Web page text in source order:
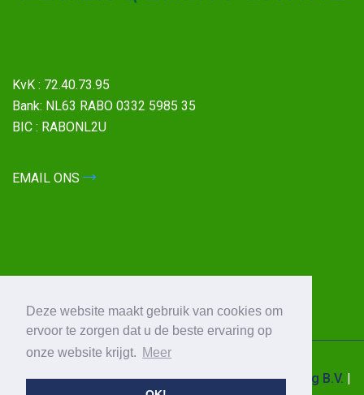
Deze website maakt gebruik van cookies om
ervoor te zorgen dat u de beste ervaring op
onze website krijgt. Meer
KvK : 72.40.73.95
Bank: NL63 RABO 0332 5985 35
BIC : RABONL2U
EMAIL ONS
© 2026 All Rights Reserved byPower Quality Saving B.V. |